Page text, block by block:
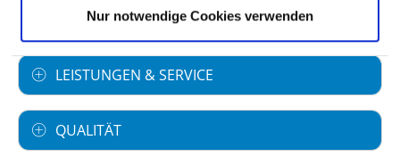
Nur notwendige Cookies verwenden
Informationen und Leistungen des
Krankenhauses für alle Fachabteilungen
LEISTUNGEN & SERVICE
QUALITÄT